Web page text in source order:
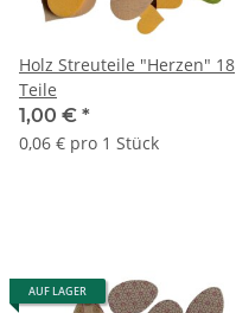
Holz Streuteile "Herzen" 18
Teile
1,00 € *
0,06 € pro 1 Stück
AUF LAGER